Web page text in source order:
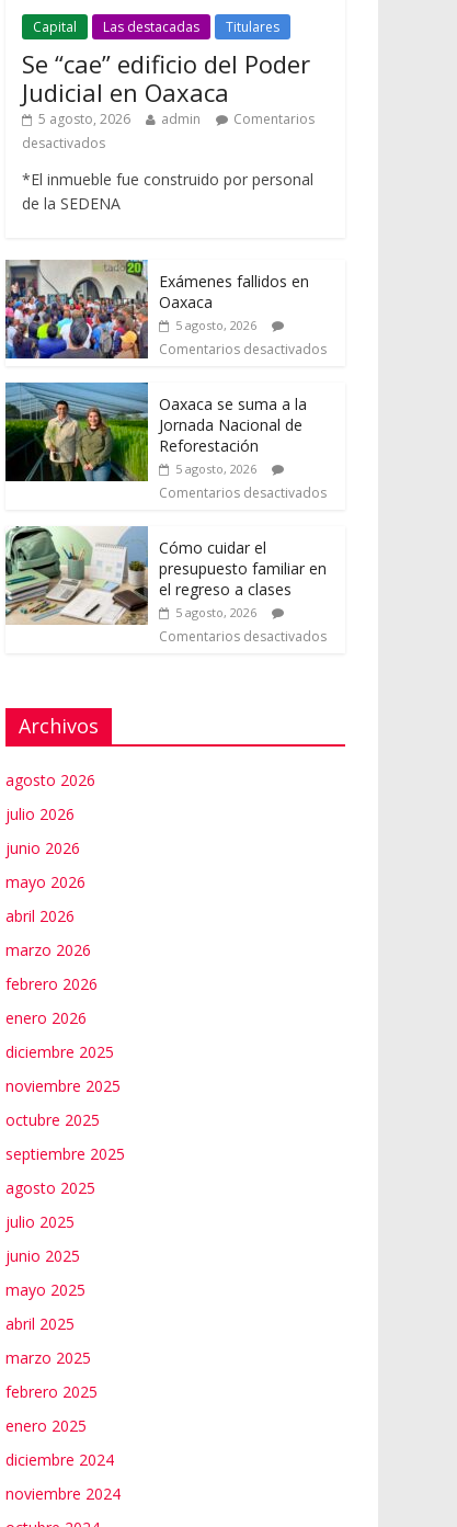
Capital Las destacadas Titulares
Se “cae” edificio del Poder
Judicial en Oaxaca
5 agosto, 2026 admin
Comentarios
desactivados
*El inmueble fue construido por personal
de la SEDENA
Exámenes fallidos en
Oaxaca
5 agosto, 2026
Comentarios desactivados
Oaxaca se suma a la
Jornada Nacional de
Reforestación
5 agosto, 2026
Comentarios desactivados
Cómo cuidar el
presupuesto familiar en
el regreso a clases
5 agosto, 2026
Comentarios desactivados
Archivos
agosto 2026
julio 2026
junio 2026
mayo 2026
abril 2026
marzo 2026
febrero 2026
enero 2026
diciembre 2025
noviembre 2025
octubre 2025
septiembre 2025
agosto 2025
julio 2025
junio 2025
mayo 2025
abril 2025
marzo 2025
febrero 2025
enero 2025
diciembre 2024
noviembre 2024